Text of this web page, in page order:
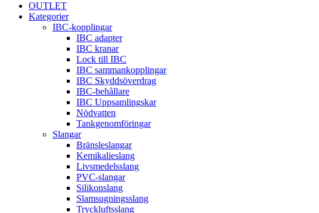
OUTLET
Kategorier
IBC-kopplingar
IBC adapter
IBC kranar
Lock till IBC
IBC sammankopplingar
IBC Skyddsöverdrag
IBC-behållare
IBC Uppsamlingskar
Nödvatten
Tankgenomföringar
Slangar
Bränsleslangar
Kemikalieslang
Livsmedelsslang
PVC-slangar
Silikonslang
Slamsugningsslang
Tryckluftsslang